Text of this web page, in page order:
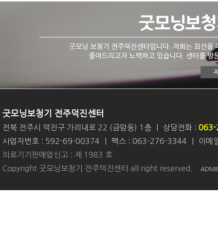
굿모닝보청기 전주덕진센터
전북 전주시 덕진구 가리내로 22 (금암동) 1층 상담전화 : 063-
사업자번호 : 592-69-00374
팩스 : 063-276-3344
이메
의료기기판매업신고 : 제 1983 호
Copyright 굿모닝보청기 전주덕진센터 all right reserved.